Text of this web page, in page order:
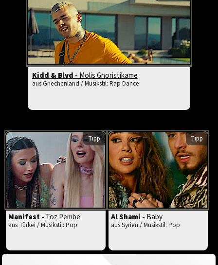
Kidd & Blvd - Molis Gnoristikame
aus Griechenland / Musikstil: Rap Dance
Tipp
Manifest -Toz Pembe
aus Türkei / Musikstil: Pop
Tipp
Al Shami -Baby
aus Syrien / Musikstil: Pop